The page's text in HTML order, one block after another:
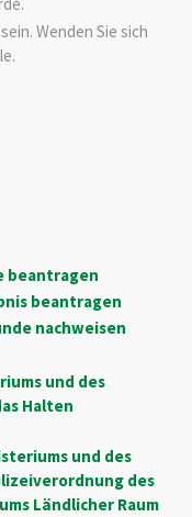
Wenden Sie sich
beantragen
beantragen
nachweisen
und des
Halten
und des
des
Ländlicher Raum